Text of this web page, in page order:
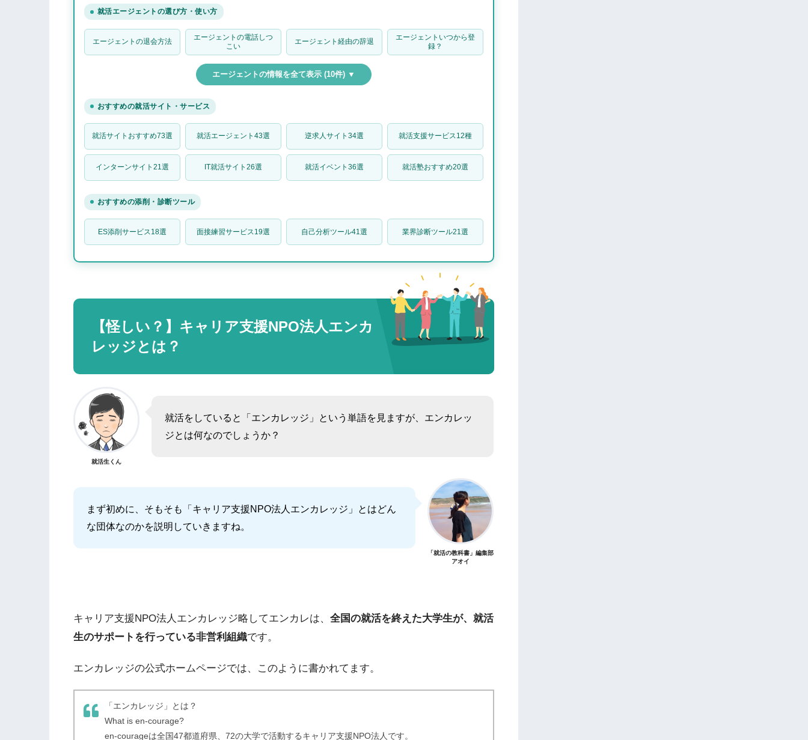
特徴①：大学生の内定者がメンターとしてサポートしている
特徴②：就活でためになるイベントが豊富
特徴③：意識高い系の就活生が多い
エンカレッジが面談で行っている内容
面談内容①：就活の悩み相談
面談内容②：エントリーシート添削
エンカレッジをおすすめできる就活生の特徴
特徴①：就活でわからないことが多くて不安な人
特徴②：無料でES添削や面接練習をしたい人
特徴③：真面目に就活をしたい人
エンカレッジで活動する学生の目的って？
目的①：恩返し
目的②：仕事の練習
エンカレッジに関するよくある質問
質問：「エンカレッジ 闇」と出てくるけど大丈夫？
まとめ：エンカレッジを利用して就活を上手く進めよう
就活エージェントの選び方・使い方
エージェントの退会方法
エージェントの電話しつ
こい
エージェント経由の辞退
エージェントいつから登
録？
エージェントの情報を全て表示 (10件) ▼
おすすめの就活サイト・サービス
就活サイトおすすめ73選 就活エージェント43選 逆求人サイト34選 就活支援サービス12種
インターンサイト21選 IT就活サイト26選 就活イベント36選 就活塾おすすめ20選
おすすめの添削・診断ツール
ES添削サービス18選 面接練習サービス19選 自己分析ツール41選 業界診断ツール21選
【怪しい？】キャリア支援NPO法人エンカ
レッジとは？
就活生くん
就活をしていると「エンカレッジ」という単語を見ますが、エンカレッ
ジとは何なのでしょうか？
まず初めに、そもそも「キャリア支援NPO法人エンカレッジ」とはどん
な団体なのかを説明していきますね。
「就活の教科書」編集部
アオイ
キャリア支援NPO法人エンカレッジ略してエンカレは、 全国の就活を終えた大学生が、就活
生のサポートを行っている非営利組織です。
エンカレッジの公式ホームページでは、このように書かれてます。
「エンカレッジ」とは？
What is en-courage?
en-courageは全国47都道府県、72の大学で活動するキャリア支援NPO法人です。